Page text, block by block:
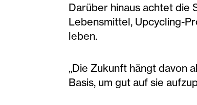
Darüber hinaus achtet die
Lebensmittel, Upcycling-
leben.
„Die Zukunft hängt davon
Basis, um gut auf sie